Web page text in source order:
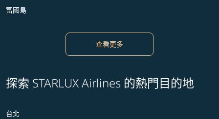
富國島
查看更多
探索 STARLUX Airlines 的熱門目的地
台北